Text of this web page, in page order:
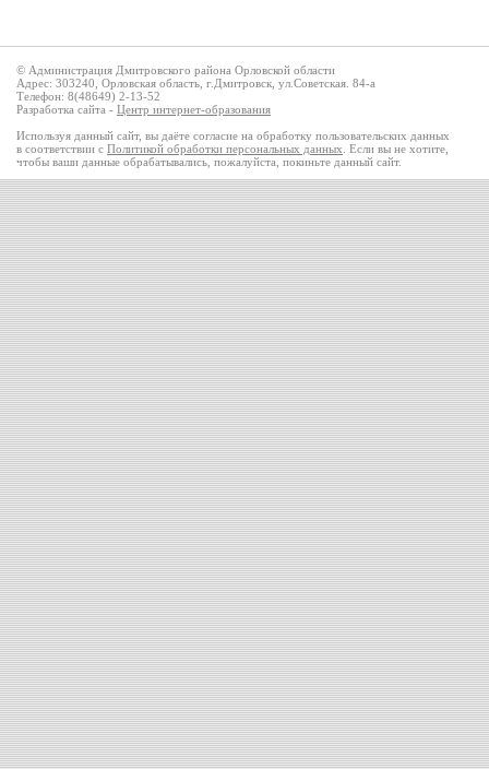
© Администрация Дмитровского района Орловской области
Адрес: 303240, Орловская область, г.Дмитровск, ул.Советская. 84-а
Телефон: 8(48649) 2-13-52
Разработка сайта - Центр интернет-образования
Используя данный сайт, вы даёте согласие на обработку пользовательских данных
в соответствии с Политикой обработки персональных данных . Если вы не хотите,
чтобы ваши данные обрабатывались, пожалуйста, покиньте данный сайт.